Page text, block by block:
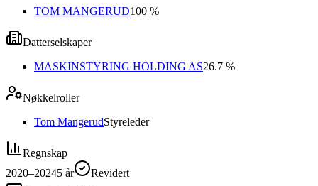
TOM MANGERUD100 %
Datterselskaper
MASKINSTYRING HOLDING AS26.7 %
Nøkkelroller
Tom MangerudStyreleder
Regnskap
2020–20245 år
Revidert